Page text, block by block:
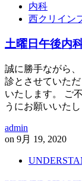
内科
西クリイン
土曜日午後内
誠に勝手ながら
診とさせていた
いたします。 ご
うにお願いいた
admin
on 9月 19, 2020